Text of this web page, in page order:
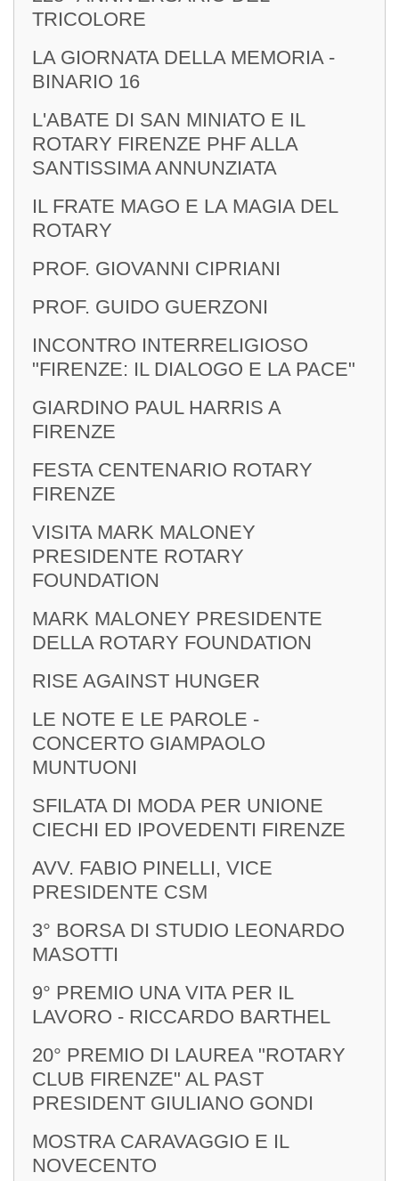
TRICOLORE
LA GIORNATA DELLA MEMORIA -
BINARIO 16
L'ABATE DI SAN MINIATO E IL
ROTARY FIRENZE PHF ALLA
SANTISSIMA ANNUNZIATA
IL FRATE MAGO E LA MAGIA DEL
ROTARY
PROF. GIOVANNI CIPRIANI
PROF. GUIDO GUERZONI
INCONTRO INTERRELIGIOSO
"FIRENZE: IL DIALOGO E LA PACE"
GIARDINO PAUL HARRIS A
FIRENZE
FESTA CENTENARIO ROTARY
FIRENZE
VISITA MARK MALONEY
PRESIDENTE ROTARY
FOUNDATION
MARK MALONEY PRESIDENTE
DELLA ROTARY FOUNDATION
RISE AGAINST HUNGER
LE NOTE E LE PAROLE -
CONCERTO GIAMPAOLO
MUNTUONI
SFILATA DI MODA PER UNIONE
CIECHI ED IPOVEDENTI FIRENZE
AVV. FABIO PINELLI, VICE
PRESIDENTE CSM
3° BORSA DI STUDIO LEONARDO
MASOTTI
9° PREMIO UNA VITA PER IL
LAVORO - RICCARDO BARTHEL
20° PREMIO DI LAUREA "ROTARY
CLUB FIRENZE" AL PAST
PRESIDENT GIULIANO GONDI
MOSTRA CARAVAGGIO E IL
NOVECENTO